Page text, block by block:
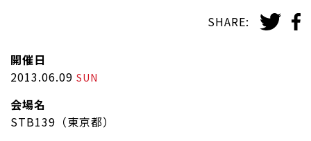
SHARE:
開催日
2013.06.09 SUN
会場名
STB139（東京都）